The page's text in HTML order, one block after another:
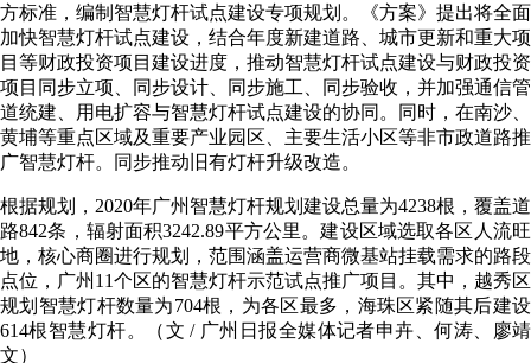
方标准，编制智慧灯杆试点建设专项规划。《方案》提出将全面
加快智慧灯杆试点建设，结合年度新建道路、城市更新和重大项
目等财政投资项目建设进度，推动智慧灯杆试点建设与财政投资
项目同步立项、同步设计、同步施工、同步验收，并加强通信管
道统建、用电扩容与智慧灯杆试点建设的协同。同时，在南沙、
黄埔等重点区域及重要产业园区、主要生活小区等非市政道路推
广智慧灯杆。同步推动旧有灯杆升级改造。
根据规划，2020年广州智慧灯杆规划建设总量为4238根，覆盖道
路842条，辐射面积3242.89平方公里。建设区域选取各区人流旺
地，核心商圈进行规划，范围涵盖运营商微基站挂载需求的路段
点位，广州11个区的智慧灯杆示范试点推广项目。其中，越秀区
规划智慧灯杆数量为704根，为各区最多，海珠区紧随其后建设
614根智慧灯杆。（文 / 广州日报全媒体记者申卉、何涛、廖靖
文）